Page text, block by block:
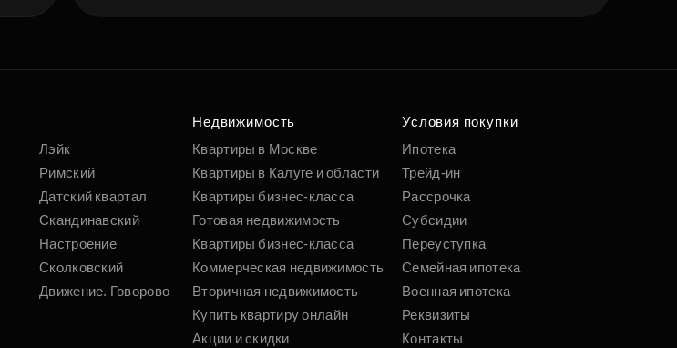
Лэйк
Римский
Датский квартал
Скандинавский
Настроение
Сколковский
Движение. Говорово
Недвижимость
Квартиры в Москве
Квартиры в Калуге и области
Квартиры бизнес-класса
Готовая недвижимость
Квартиры бизнес-класса
Коммерческая недвижимость
Вторичная недвижимость
Купить квартиру онлайн
Акции и скидки
Условия покупки
Ипотека
Трейд-ин
Рассрочка
Субсидии
Переуступка
Семейная ипотека
Военная ипотека
Реквизиты
Контакты